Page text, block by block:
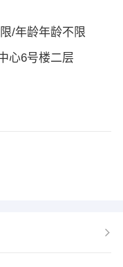
/年龄年龄不限
心6号楼二层